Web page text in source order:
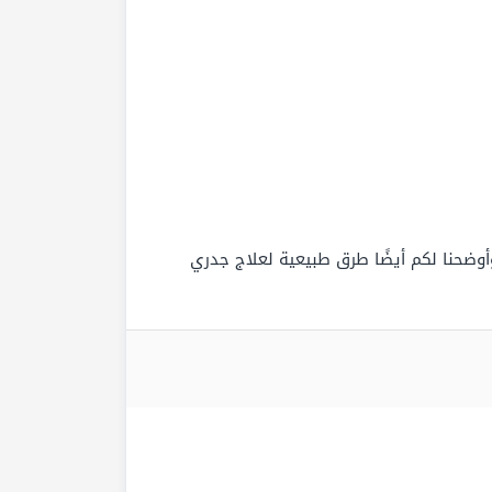
لكم أيضًا طرق طبيعية لعلاج جدري